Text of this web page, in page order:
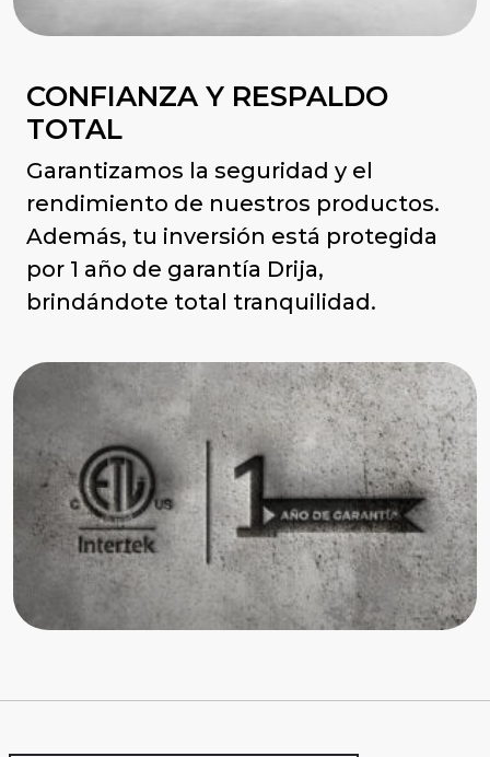
CONFIANZA Y RESPALDO
TOTAL
Garantizamos la seguridad y el
rendimiento de nuestros productos.
Además, tu inversión está protegida
por 1 año de garantía Drija,
brindándote total tranquilidad.